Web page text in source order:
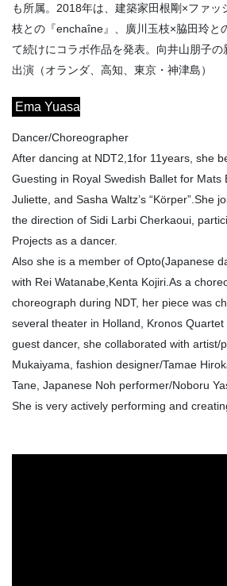
も所属。2018年は、建築家田根剛×ファッ
枝との『enchaîne』、廣川玉枝×脇田玲と
て続けにコラボ作品を発表。向井山朋子の
出演（オランダ、高知、東京・神津島）
Ema Yuasa
Dancer/Choreographer
After dancing at NDT2,1for 11years, she
Guesting in Royal Swedish Ballet for Mats
Juliette, and Sasha Waltz’s “Körper”.She
the direction of Sidi Larbi Cherkaoui,
Projects as a dancer.
Also she is a member of Opto(Japanese
with Rei Watanabe,Kenta Kojiri.As a
choreograph during NDT, her piece was
several theater in Holland, Kronos
guest dancer, she collaborated with artist/
Mukaiyama, fashion designer/Tamae
Tane, Japanese Noh performer/Noboru
She is very actively performing and